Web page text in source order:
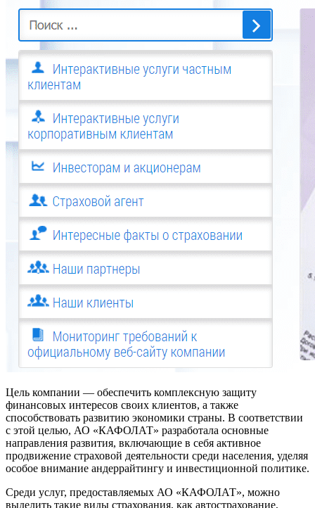
Цель компании — обеспечить комплексную защиту
финансовых интересов своих клиентов, а также
способствовать развитию экономики страны. В соответствии
с этой целью, АО «КАФОЛАТ» разработала основные
направления развития, включающие в себя активное
продвижение страховой деятельности среди населения, уделяя
особое внимание андеррайтингу и инвестиционной политике.
Среди услуг, предоставляемых АО «КАФОЛАТ», можно
выделить такие виды страхования, как автострахование,